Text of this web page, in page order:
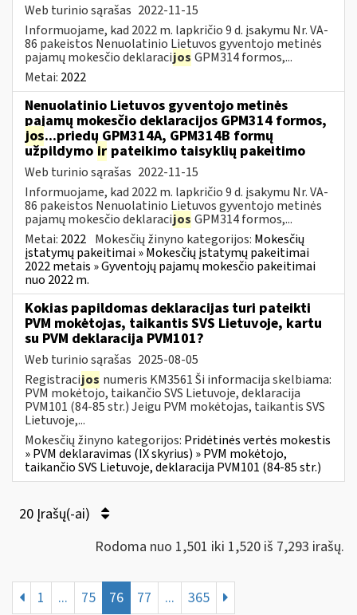
Web turinio sąrašas 2022-11-15
Informuojame, kad 2022 m. lapkričio 9 d. įsakymu Nr. VA-
86 pakeistos Nenuolatinio Lietuvos gyventojo metinės
pajamų mokesčio deklaracijos GPM314 formos,...
Metai: 2022
Nenuolatinio Lietuvos gyventojo metinės
pajamų mokesčio deklaracijos GPM314 formos,
jos...priedų GPM314A, GPM314B formų
užpildymo ir pateikimo taisyklių pakeitimo
Web turinio sąrašas 2022-11-15
Informuojame, kad 2022 m. lapkričio 9 d. įsakymu Nr. VA-
86 pakeistos Nenuolatinio Lietuvos gyventojo metinės
pajamų mokesčio deklaracijos GPM314 formos,...
Metai: 2022 Mokesčių žinyno kategorijos: Mokesčių
įstatymų pakeitimai » Mokesčių įstatymų pakeitimai
2022 metais » Gyventojų pajamų mokesčio pakeitimai
nuo 2022 m.
Kokias papildomas deklaracijas turi pateikti
PVM mokėtojas, taikantis SVS Lietuvoje, kartu
su PVM deklaracija PVM101?
Web turinio sąrašas 2025-08-05
Registracijos numeris KM3561 Ši informacija skelbiama:
PVM mokėtojo, taikančio SVS Lietuvoje, deklaracija
PVM101 (84-85 str.) Jeigu PVM mokėtojas, taikantis SVS
Lietuvoje,...
Mokesčių žinyno kategorijos: Pridėtinės vertės mokestis
» PVM deklaravimas (IX skyrius) » PVM mokėtojo,
taikančio SVS Lietuvoje, deklaracija PVM101 (84-85 str.)
20 Įrašų(-ai)
Rodoma nuo 1,501 iki 1,520 iš 7,293 irašų.
1 ... 75 76 77 ... 365